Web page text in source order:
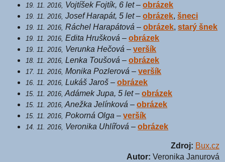
19. 11. 2016, Vojtíšek Fojtík, 6 let–obrázek
19. 11. 2016, Josef Harapát, 5 let–obrázek,šneci
19. 11. 2016, Ráchel Harapátová –obrázek,starý šnek
19. 11. 2016, Edita Hrušková –obrázek
19. 11. 2016, Verunka Hečová –veršík
18. 11. 2016, Lenka Toušová –obrázek
17. 11. 2016, Monika Pozlerová –veršík
16. 11. 2016, Lukáš Jaroš –obrázek
15. 11. 2016, Adámek Jupa, 5 let–obrázek
15. 11. 2016, Anežka Jelínková –obrázek
15. 11. 2016, Pokorná Olga –veršík
14. 11. 2016, Veronika Uhlířová –obrázek
Zdroj: Bux.cz
Autor: Veronika Janurová